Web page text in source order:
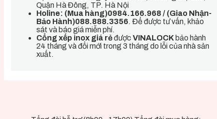
Quận Hà Đông, TP. Hà Nội
Holine: (Mua hàng)0984.166.968 / (Giao Nhận-
Bảo Hành)088.888.3356. Để được tư vấn, khảo
sát và báo giá miễn phí.
Cổng xếp inox giá rẻđược VINALOCK bảo hành
24 tháng và đổi mới trong 3 tháng do lỗi của nhà sản
xuất.